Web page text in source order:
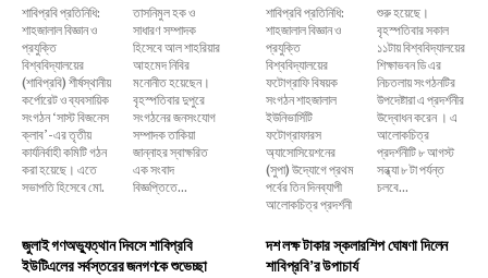
শাবিপ্রবি প্রতিনিধি:
শাহজালাল বিজ্ঞান ও
প্রযুক্তি
বিশ্ববিদ্যালয়ের
(শাবিপ্রবি) শীর্ষস্থানীয়
কর্পোরেট ও ব্যবসায়িক
সংগঠন ‘সাস্ট বিজনেস
ক্লাব’-এর তৃতীয়
কার্যনির্বাহী কমিটি গঠন
করা হয়েছে। এতে
সভাপতি হিসেবে মো.
তাসনিমুল হক ও
সাধারণ সম্পাদক
হিসেবে আল শাহরিয়ার
আহমেদ নিবির
মনোনীত হয়েছেন।
বৃহস্পতিবার দুপুরে
সংগঠনের জনসংযোগ
সম্পাদক তাকিয়া
জান্নাহর স্বাক্ষরিত
এক সংবাদ
বিজ্ঞপ্তিতে...
শাবিপ্রবি প্রতিনিধি:
শাহজালাল বিজ্ঞান ও
প্রযুক্তি
বিশ্ববিদ্যালয়ের
ফটোগ্রাফি বিষয়ক
সংগঠন শাহজালাল
ইউনিভার্সিটি
ফটোগ্রাফারস
অ্যাসোসিয়েশনের
(সুপা) উদ্যোগে প্রথম
পর্বের তিন দিনব্যাপী
আলোকচিত্র প্রদর্শনী
শুরু হয়েছে।
বৃহস্পতিবার সকাল
১১টায় বিশ্ববিদ্যালয়ের
শিক্ষাভবন ডি এর
নিচতলায় সংগঠনটির
উপদেষ্টারা এ প্রদর্শনীর
উদ্বোধন করেন । এ
আলোকচিত্র
প্রদর্শনীটি ৮ আগস্ট
সন্ধ্যা ৮ টা পর্যন্ত
চলবে...
জুলাই গণঅভ্যুত্থান দিবসে শাবিপ্রবি
ইউটিএলের সর্বস্তরের জনগণকে শুভেচ্ছা
দশ লক্ষ টাকার স্কলারশিপ ঘোষণা দিলেন
শাবিপ্রবি’র উপাচার্য